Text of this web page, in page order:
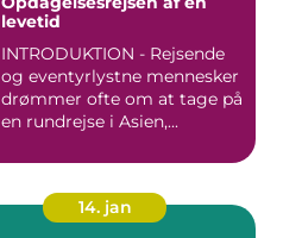
levetid
INTRODUKTION - Rejsende
og eventyrlystne mennesker
drømmer ofte om at tage på
en rundrejse i Asien,...
14. jan